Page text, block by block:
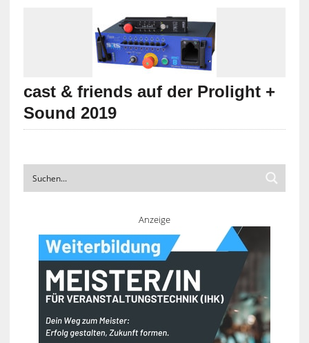
cast & friends auf der Prolight +
Sound 2019
Anzeige